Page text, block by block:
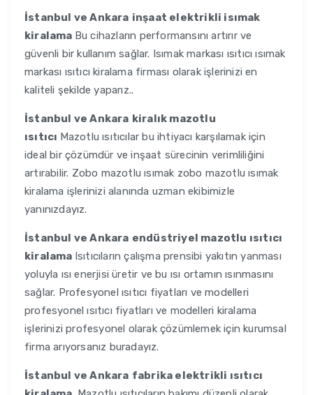
İstanbul ve Ankara inşaat elektrikli isımak
kiralama Bu cihazların performansını artırır ve
güvenli bir kullanım sağlar. Isımak markası ısıtıcı ısımak
markası ısıtıcı kiralama firması olarak işlerinizi en
kaliteli şekilde yaparız..
İstanbul ve Ankara kiralık mazotlu
ısıtıcı Mazotlu ısıtıcılar bu ihtiyacı karşılamak için
ideal bir çözümdür ve inşaat sürecinin verimliliğini
artırabilir. Zobo mazotlu ısımak zobo mazotlu ısımak
kiralama işlerinizi alanında uzman ekibimizle
yanınızdayız.
İstanbul ve Ankara endüstriyel mazotlu ısıtıcı
kiralama Isıtıcıların çalışma prensibi yakıtın yanması
yoluyla ısı enerjisi üretir ve bu ısı ortamın ısınmasını
sağlar. Profesyonel ısıtıcı fiyatları ve modelleri
profesyonel ısıtıcı fiyatları ve modelleri kiralama
işlerinizi profesyonel olarak çözümlemek için kurumsal
firma arıyorsanız buradayız.
İstanbul ve Ankara fabrika elektrikli ısıtıcı